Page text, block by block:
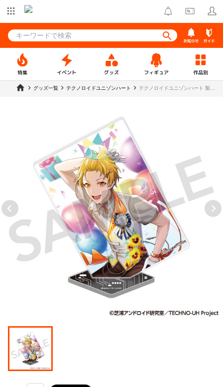
お知らせ ガイド
特集 イベント グッズ フィギュア 作品別
グッズ一覧 テクノロイドユニゾンハート
テクノロイドユニゾンハート 製造